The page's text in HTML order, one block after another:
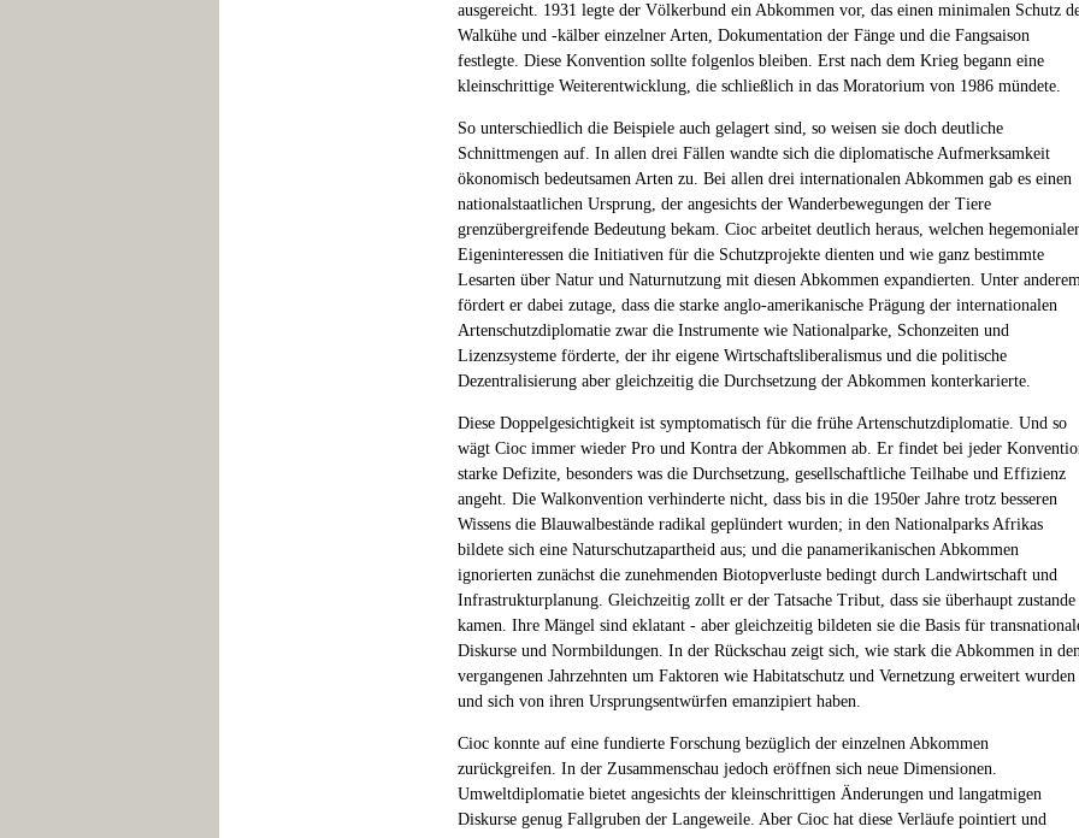
ausgereicht. 1931 legte der Völkerbund ein Abkommen vor, das einen minimalen Schutz
Walkühe und -kälber einzelner Arten, Dokumentation der Fänge und die Fangsaison
festlegte. Diese Konvention sollte folgenlos bleiben. Erst nach dem Krieg begann eine
kleinschrittige Weiterentwicklung, die schließlich in das Moratorium von 1986 mündete.
So unterschiedlich die Beispiele auch gelagert sind, so weisen sie doch deutliche
Schnittmengen auf. In allen drei Fällen wandte sich die diplomatische Aufmerksamkeit
ökonomisch bedeutsamen Arten zu. Bei allen drei internationalen Abkommen gab es einen
nationalstaatlichen Ursprung, der angesichts der Wanderbewegungen der Tiere
grenzübergreifende Bedeutung bekam. Cioc arbeitet deutlich heraus, welchen
Eigeninteressen die Initiativen für die Schutzprojekte dienten und wie ganz bestimmte
Lesarten über Natur und Naturnutzung mit diesen Abkommen expandierten. Unter
fördert er dabei zutage, dass die starke anglo-amerikanische Prägung der internationalen
Artenschutzdiplomatie zwar die Instrumente wie Nationalparke, Schonzeiten und
Lizenzsysteme förderte, der ihr eigene Wirtschaftsliberalismus und die politische
Dezentralisierung aber gleichzeitig die Durchsetzung der Abkommen konterkarierte.
Diese Doppelgesichtigkeit ist symptomatisch für die frühe Artenschutzdiplomatie. Und so
wägt Cioc immer wieder Pro und Kontra der Abkommen ab. Er findet bei jeder
starke Defizite, besonders was die Durchsetzung, gesellschaftliche Teilhabe und Effizienz
angeht. Die Walkonvention verhinderte nicht, dass bis in die 1950er Jahre trotz besseren
Wissens die Blauwalbestände radikal geplündert wurden; in den Nationalparks Afrikas
bildete sich eine Naturschutzapartheid aus; und die panamerikanischen Abkommen
ignorierten zunächst die zunehmenden Biotopverluste bedingt durch Landwirtschaft und
Infrastrukturplanung. Gleichzeitig zollt er der Tatsache Tribut, dass sie überhaupt zustande
kamen. Ihre Mängel sind eklatant - aber gleichzeitig bildeten sie die Basis für
Diskurse und Normbildungen. In der Rückschau zeigt sich, wie stark die Abkommen in
vergangenen Jahrzehnten um Faktoren wie Habitatschutz und Vernetzung erweitert wurden
und sich von ihren Ursprungsentwürfen emanzipiert haben.
Cioc konnte auf eine fundierte Forschung bezüglich der einzelnen Abkommen
zurückgreifen. In der Zusammenschau jedoch eröffnen sich neue Dimensionen.
Umweltdiplomatie bietet angesichts der kleinschrittigen Änderungen und langatmigen
Diskurse genug Fallgruben der Langeweile. Aber Cioc hat diese Verläufe pointiert und